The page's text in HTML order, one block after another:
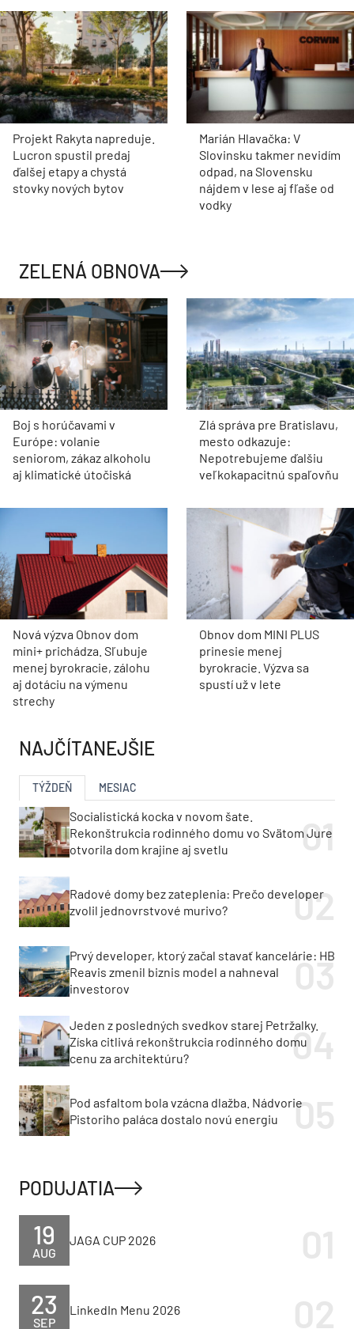
Projekt Rakyta napreduje.
Lucron spustil predaj
ďalšej etapy a chystá
stovky nových bytov
Marián Hlavačka: V
Slovinsku takmer nevidím
odpad, na Slovensku
nájdem v lese aj fľaše od
vodky
ZELENÁ OBNOVA
Boj s horúčavami v
Európe: volanie
seniorom, zákaz alkoholu
aj klimatické útočiská
Zlá správa pre Bratislavu,
mesto odkazuje:
Nepotrebujeme ďalšiu
veľkokapacitnú spaľovňu
Nová výzva Obnov dom
mini+ prichádza. Sľubuje
menej byrokracie, zálohu
aj dotáciu na výmenu
strechy
Obnov dom MINI PLUS
prinesie menej
byrokracie. Výzva sa
spustí už v lete
NAJČÍTANEJŠIE
TÝŽDEŇ MESIAC
Socialistická kocka v novom šate.
Rekonštrukcia rodinného domu vo Svätom Jure
otvorila dom krajine aj svetlu
Radové domy bez zateplenia: Prečo developer
zvolil jednovrstvové murivo?
Prvý developer, ktorý začal stavať kancelárie: HB
Reavis zmenil biznis model a nahneval
investorov
Jeden z posledných svedkov starej Petržalky.
Získa citlivá rekonštrukcia rodinného domu
cenu za architektúru?
Pod asfaltom bola vzácna dlažba. Nádvorie
Pistoriho paláca dostalo novú energiu
PODUJATIA
AUG
19 JAGA CUP 2026
SEP
23 LinkedIn Menu 2026